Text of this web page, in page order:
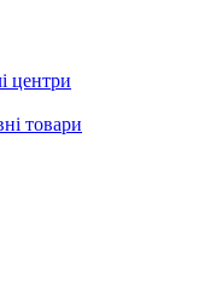
центри
товари